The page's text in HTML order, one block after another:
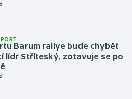
Barum rallye bude chybět
lídr Stříteský, zotavuje se po